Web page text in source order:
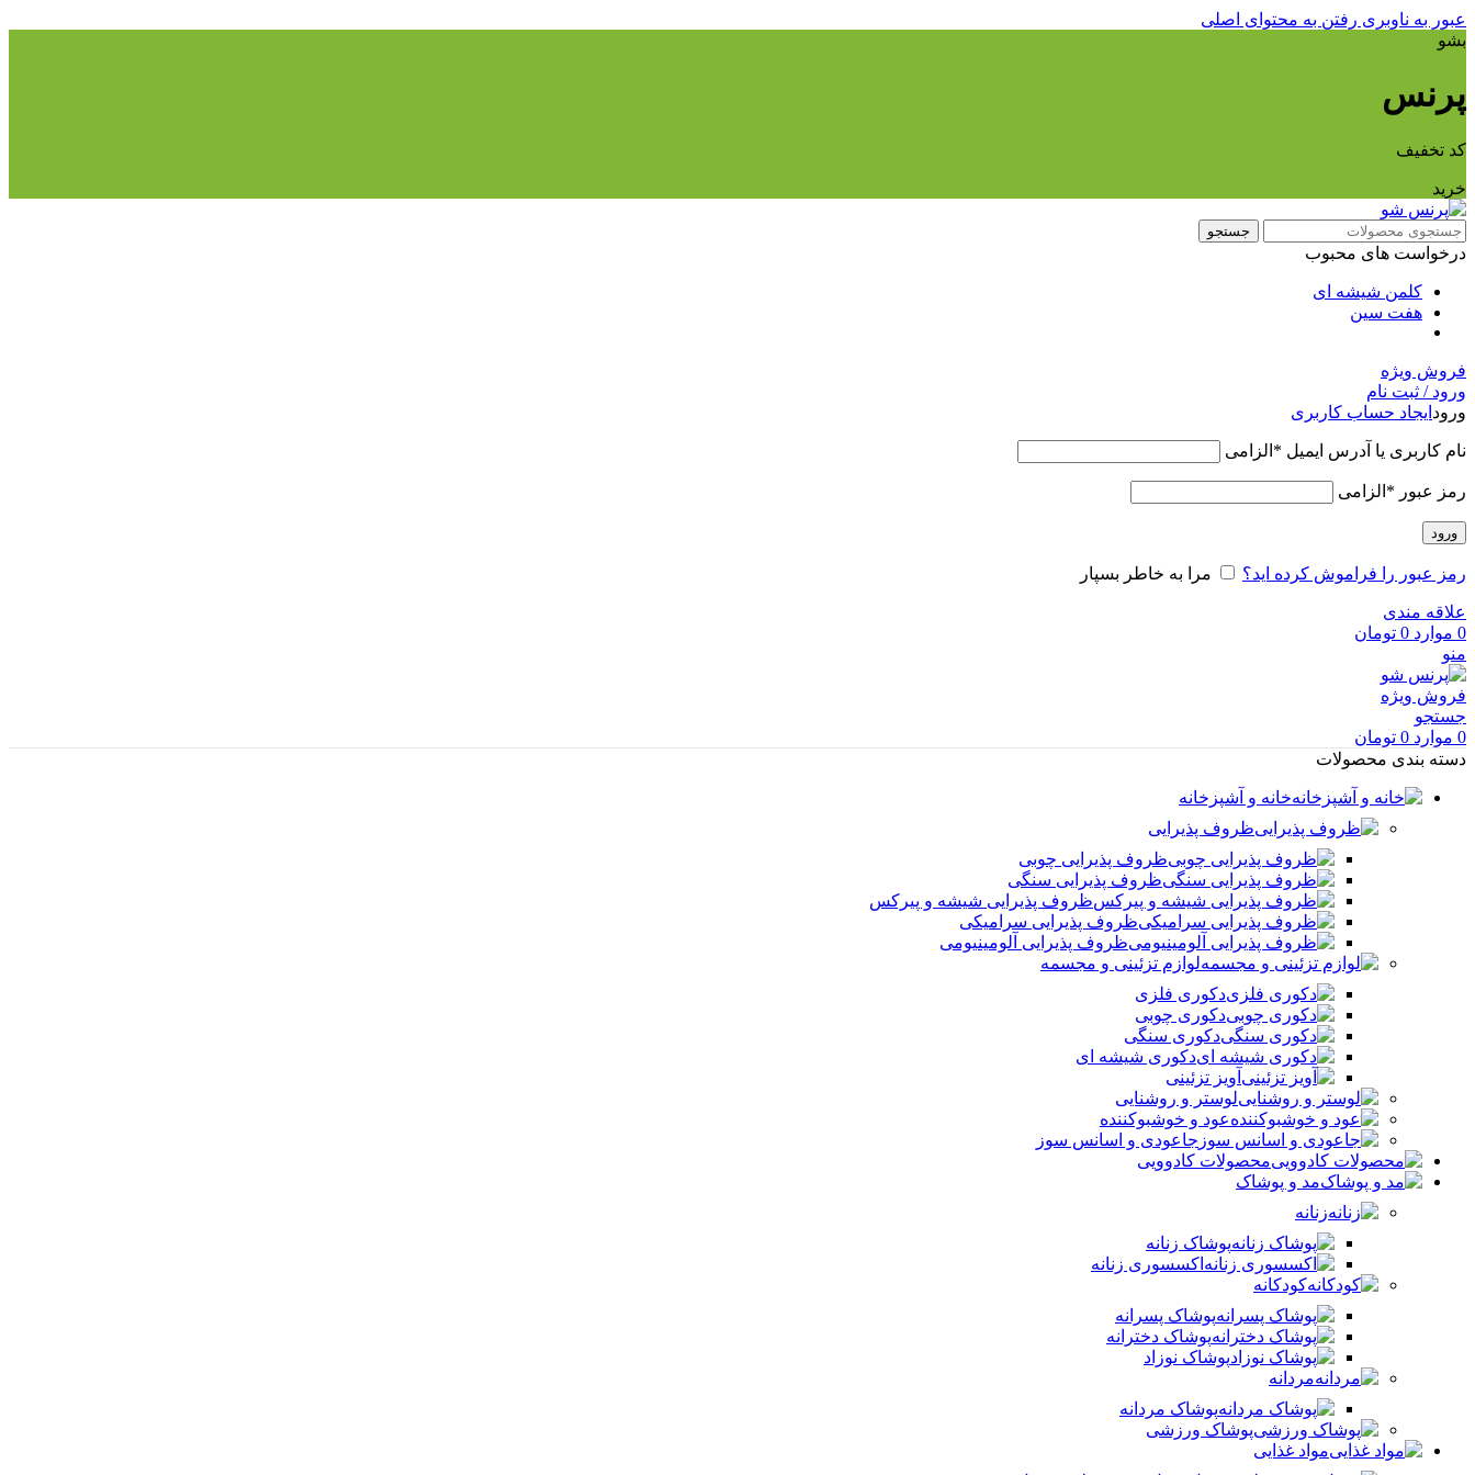
عبور به ناوبری رفتن به محتوای اصلی
بشو
پرنس
کد تخفیف
خرید
جستجو
درخواست های محبوب
کلمن شیشه ای
هفت سین
فروش ویژه
ورود / ثبت نام
ورود ایجاد حساب کاربری
نام کاربری یا آدرس ایمیل * الزامی
رمز عبور * الزامی
ورود
رمز عبور را فراموش کرده اید؟ مرا به خاطر بسپار
علاقه مندی
0 موارد 0 تومان
منو
فروش ویژه
جستجو
0 موارد 0 تومان
دسته بندی محصولات
خانه و آشپزخانه
ظروف پذیرایی
ظروف پذیرایی چوبی
ظروف پذیرایی سنگی
ظروف پذیرایی شیشه و پیرکس
ظروف پذیرایی سرامیکی
ظروف پذیرایی آلومینیومی
لوازم تزئینی و مجسمه
دکوری فلزی
دکوری چوبی
دکوری سنگی
دکوری شیشه ای
آویز تزئینی
لوستر و روشنایی
عود و خوشبوکننده
جاعودی و اسانس سوز
محصولات کادوویی
مد و پوشاک
زنانه
پوشاک زنانه
اکسسوری زنانه
کودکانه
پوشاک پسرانه
پوشاک دخترانه
پوشاک نوزاد
مردانه
پوشاک مردانه
پوشاک ورزشی
مواد غذایی